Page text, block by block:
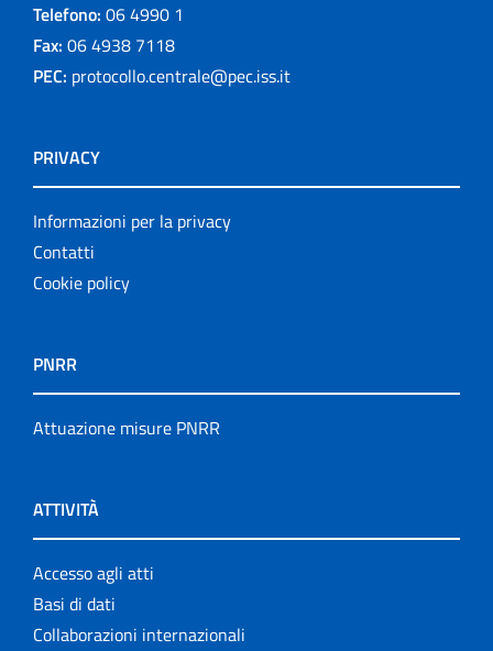
Telefono: 06 4990 1
Fax: 06 4938 7118
PEC: protocollo.centrale@pec.iss.it
PRIVACY
Informazioni per la privacy
Contatti
Cookie policy
PNRR
Attuazione misure PNRR
ATTIVITÀ
Accesso agli atti
Basi di dati
Collaborazioni internazionali